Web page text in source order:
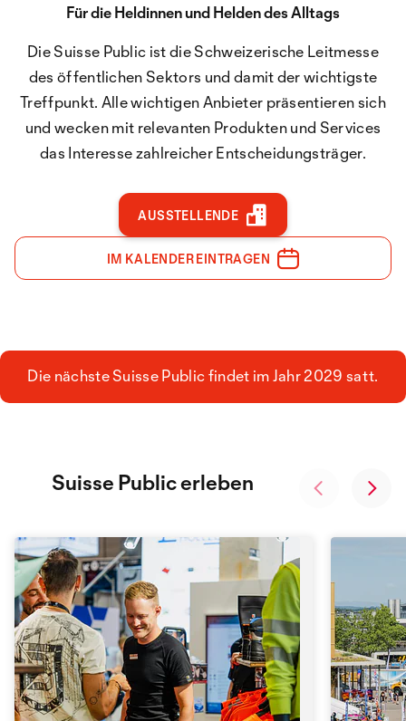
Für die Heldinnen und Helden des Alltags
Die Suisse Public ist die Schweizerische Leitmesse
des öffentlichen Sektors und damit der wichtigste
Treffpunkt. Alle wichtigen Anbieter präsentieren sich
und wecken mit relevanten Produkten und Services
das Interesse zahlreicher Entscheidungsträger.
AUSSTELLENDE
IM KALENDER EINTRAGEN
Die nächste Suisse Public findet im Jahr 2029 satt.
Suisse Public erleben